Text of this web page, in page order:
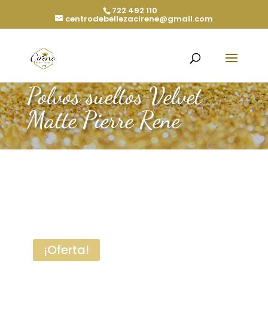
722 492 110
centrodebellezacirene@gmail.com
Polvos sueltos Velvet
Matte Pierre Rene
¡Oferta!